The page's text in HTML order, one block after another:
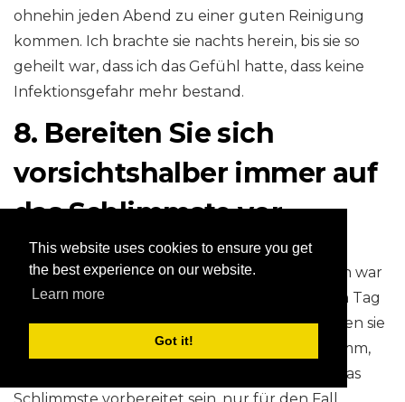
This website uses cookies to ensure you get
the best experience on our website.
Learn more
Got it!
ohnehin jeden Abend zu einer guten Reinigung
kommen. Ich brachte sie nachts herein, bis sie so
geheilt war, dass ich das Gefühl hatte, dass keine
Infektionsgefahr mehr bestand.
8. Bereiten Sie sich
vorsichtshalber immer auf
das Schlimmste vor
Meine Henne war ziemlich schwer verletzt. Ich war
mir so sicher, dass sie jeden Moment am ersten Tag
sterben würde. Entweder das, oder wir mussten sie
runterlegen. Zum Glück war es nicht so schlimm,
wie ich gedacht hatte! Sie sollten jedoch auf das
Schlimmste vorbereitet sein, nur für den Fall.